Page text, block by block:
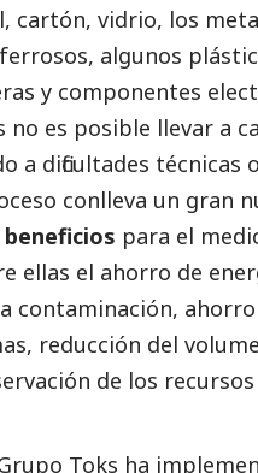
cartón, vidrio, los
algunos
y componentes
no es posible llevar a
a dificultades técnicas
conlleva un gran
para el
ellas el ahorro de
contaminación,
reducción del
de los recursos
Toks ha